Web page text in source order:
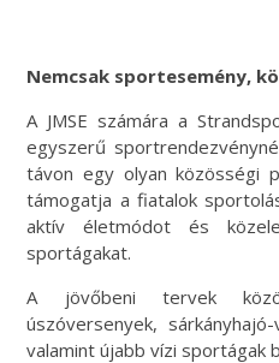
Nemcsak sportesemény,
A JMSE számára a
egyszerű
távon egy olyan közösségi
támogatja a fiatalok
aktív életmódot és
sportágakat.
A jövőbeni tervek
úszóversenyek,
valamint újabb vízi sportágak